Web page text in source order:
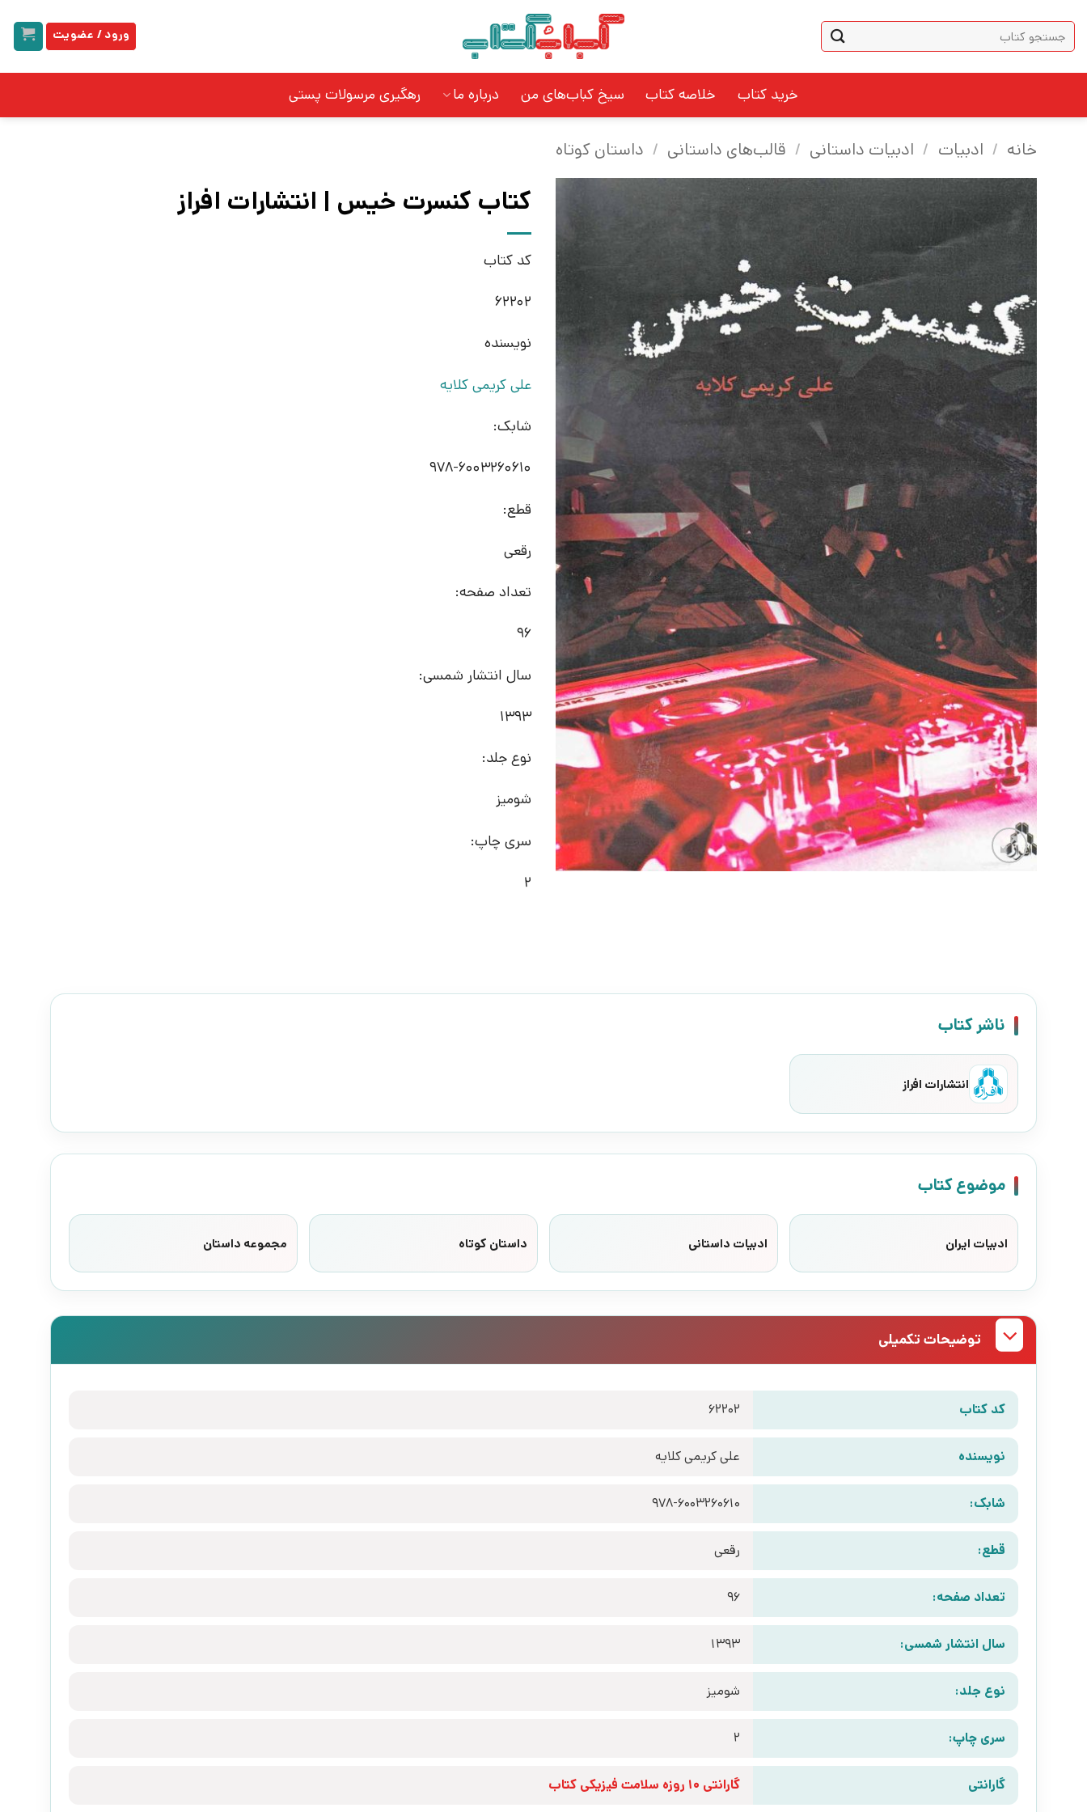
content
جستجو
برای:
ورود / عضویت
خرید کتاب خلاصه کتاب سیخ کباب‌های من درباره ما رهگیری مرسولات پستی
خانه / ادبیات / ادبیات داستانی / قالب‌های داستانی / داستان کوتاه
کتاب کنسرت خیس | انتشارات افراز
کد کتاب
62202
نویسنده
علی کریمی کلایه
شابک:
978-6003260610
قطع:
رقعی
تعداد صفحه:
96
سال انتشار شمسی:
1393
نوع جلد:
شومیز
سری چاپ:
2
ناشر کتاب
انتشارات افراز
موضوع کتاب
ادبیات ایران ادبیات داستانی داستان کوتاه مجموعه داستان
توضیحات تکمیلی
کد کتاب 62202
نویسنده علی کریمی کلایه
شابک: 978-6003260610
قطع: رقعی
تعداد صفحه: 96
سال انتشار شمسی: 1393
نوع جلد: شومیز
سری چاپ: 2
گارانتی گارانتی 10 روزه سلامت فیزیکی کتاب